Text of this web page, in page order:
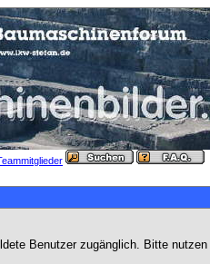
Benutzer zugänglich. Bitte